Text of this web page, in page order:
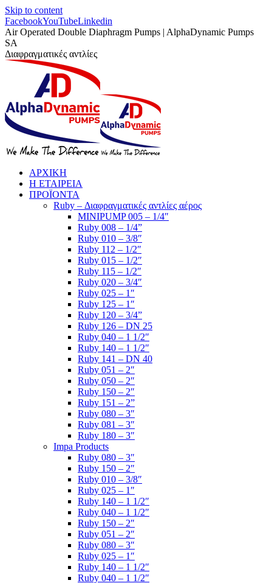
Skip to content
FacebookYouTubeLinkedin
Air Operated Double Diaphragm Pumps | AlphaDynamic Pumps
SA
Διαφραγματικές αντλίες
ΑΡΧΙΚΗ
Η ΕΤΑΙΡΕΙΑ
ΠΡΟΪΟΝΤΑ
Ruby – Διαφραγματικές αντλίες αέρος
MINIPUMP 005 – 1/4″
Ruby 008 – 1/4”
Ruby 010 – 3/8″
Ruby 112 – 1/2″
Ruby 015 – 1/2″
Ruby 115 – 1/2″
Ruby 020 – 3/4″
Ruby 025 – 1″
Ruby 125 – 1″
Ruby 120 – 3/4”
Ruby 126 – DN 25
Ruby 040 – 1 1/2″
Ruby 140 – 1 1/2″
Ruby 141 – DN 40
Ruby 051 – 2″
Ruby 050 – 2″
Ruby 150 – 2″
Ruby 151 – 2”
Ruby 080 – 3″
Ruby 081 – 3″
Ruby 180 – 3″
Impa Products
Ruby 080 – 3″
Ruby 150 – 2″
Ruby 010 – 3/8″
Ruby 025 – 1″
Ruby 140 – 1 1/2″
Ruby 040 – 1 1/2″
Ruby 150 – 2″
Ruby 051 – 2″
Ruby 080 – 3″
Ruby 025 – 1″
Ruby 140 – 1 1/2″
Ruby 040 – 1 1/2″